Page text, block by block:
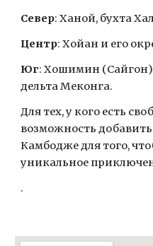
Север: Ханой, бухта
Центр: Хойан и его
Юг: Хошимин (Сайгон)
дельта Меконга.
Для тех, у кого есть
возможность
Камбодже для того,
уникальное
.